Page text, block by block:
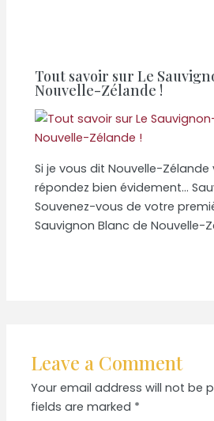
Tout savoir sur Le
Nouvelle-Zélande !
Si je vous dit Nouvelle-Zélande
répondez bien évidement…
Souvenez-vous de votre
Sauvignon Blanc de Nouvelle-
Leave a Comment
Your email address will not be
fields are marked *